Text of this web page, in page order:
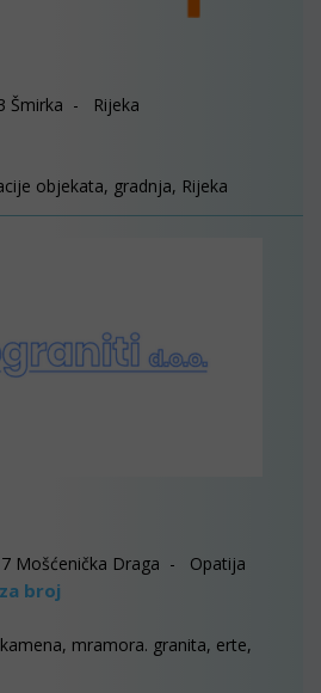
Šmirka - Rijeka
objekata, gradnja, Rijeka
Mošćenička Draga - Opatija
broj
mramora. granita, erte,